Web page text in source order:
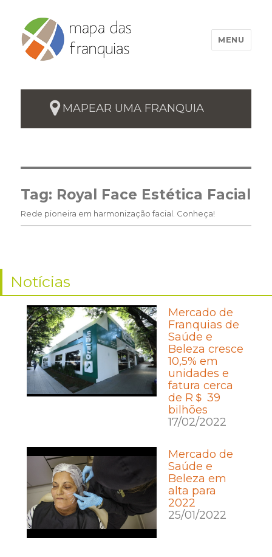
MENU
MAPEAR UMA FRANQUIA
Tag: Royal Face Estética Facial
Rede pioneira em harmonização facial. Conheça!
Notícias
Mercado de
Franquias de
Saúde e
Beleza cresce
10,5% em
unidades e
fatura cerca
de R＄ 39
bilhões
17/02/2022
Mercado de
Saúde e
Beleza em
alta para
2022
25/01/2022